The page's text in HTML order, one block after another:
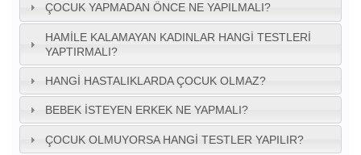
ÇOCUK YAPMADAN ÖNCE NE YAPILMALI?
HAMILE KALAMAYAN KADINLAR HANGI TESTLERI
YAPTIRMALI?
HANGI HASTALIKLARDA ÇOCUK OLMAZ?
BEBEK İSTEYEN ERKEK NE YAPMALI?
ÇOCUK OLMUYORSA HANGI TESTLER YAPILIR?